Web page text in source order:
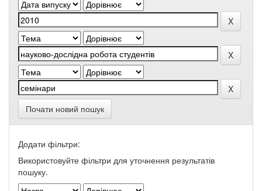
Почати новий пошук
Додати фільтри:
Використовуйте фільтри для уточнення результатів
пошуку.